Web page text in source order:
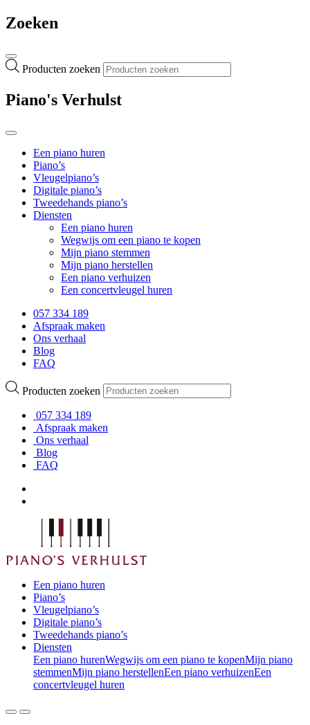
Zoeken
Producten zoeken
Piano's Verhulst
Een piano huren
Piano’s
Vleugelpiano’s
Digitale piano’s
Tweedehands piano’s
Diensten
Een piano huren
Wegwijs om een piano te kopen
Mijn piano stemmen
Mijn piano herstellen
Een piano verhuizen
Een concertvleugel huren
057 334 189
Afspraak maken
Ons verhaal
Blog
FAQ
Producten zoeken
057 334 189
Afspraak maken
Ons verhaal
Blog
FAQ
Een piano huren
Piano’s
Vleugelpiano’s
Digitale piano’s
Tweedehands piano’s
Diensten
Een piano hurenWegwijs om een piano te kopenMijn piano
stemmenMijn piano herstellenEen piano verhuizenEen
concertvleugel huren